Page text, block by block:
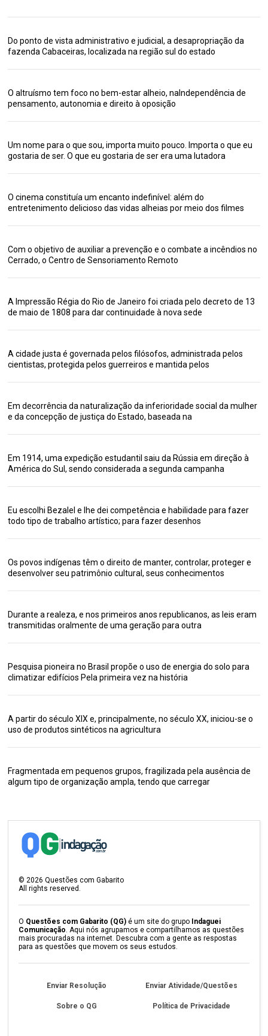
Do ponto de vista administrativo e judicial, a desapropriação da
fazenda Cabaceiras, localizada na região sul do estado
O altruísmo tem foco no bem-estar alheio, naIndependência de
pensamento, autonomia e direito à oposição
Um nome para o que sou, importa muito pouco. Importa o que eu
gostaria de ser. O que eu gostaria de ser era uma lutadora
O cinema constituía um encanto indefinível: além do
entretenimento delicioso das vidas alheias por meio dos filmes
Com o objetivo de auxiliar a prevenção e o combate a incêndios no
Cerrado, o Centro de Sensoriamento Remoto
A Impressão Régia do Rio de Janeiro foi criada pelo decreto de 13
de maio de 1808 para dar continuidade à nova sede
A cidade justa é governada pelos filósofos, administrada pelos
cientistas, protegida pelos guerreiros e mantida pelos
Em decorrência da naturalização da inferioridade social da mulher
e da concepção de justiça do Estado, baseada na
Em 1914, uma expedição estudantil saiu da Rússia em direção à
América do Sul, sendo considerada a segunda campanha
Eu escolhi Bezalel e lhe dei competência e habilidade para fazer
todo tipo de trabalho artístico; para fazer desenhos
Os povos indígenas têm o direito de manter, controlar, proteger e
desenvolver seu patrimônio cultural, seus conhecimentos
Durante a realeza, e nos primeiros anos republicanos, as leis eram
transmitidas oralmente de uma geração para outra
Pesquisa pioneira no Brasil propõe o uso de energia do solo para
climatizar edifícios Pela primeira vez na história
A partir do século XIX e, principalmente, no século XX, iniciou-se o
uso de produtos sintéticos na agricultura
Fragmentada em pequenos grupos, fragilizada pela ausência de
algum tipo de organização ampla, tendo que carregar
© 2026 Questões com Gabarito
All rights reserved.
O Questões com Gabarito (QG) é um site do grupo Indaguei
Comunicação . Aqui nós agrupamos e compartilhamos as questões
mais procuradas na internet. Descubra com a gente as respostas
para as questões que movem os seus estudos.
Enviar Resolução Enviar Atividade/Questões
Sobre o QG Política de Privacidade